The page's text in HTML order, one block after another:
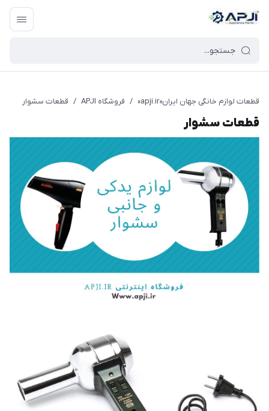
قطعات یدکی و جانبی لوازم خانگی جهان ایران
قطعات لوازم خانگی جهان ایران«apji.ir» / فروشگاه APJI / قطعات سشوار
قطعات سشوار